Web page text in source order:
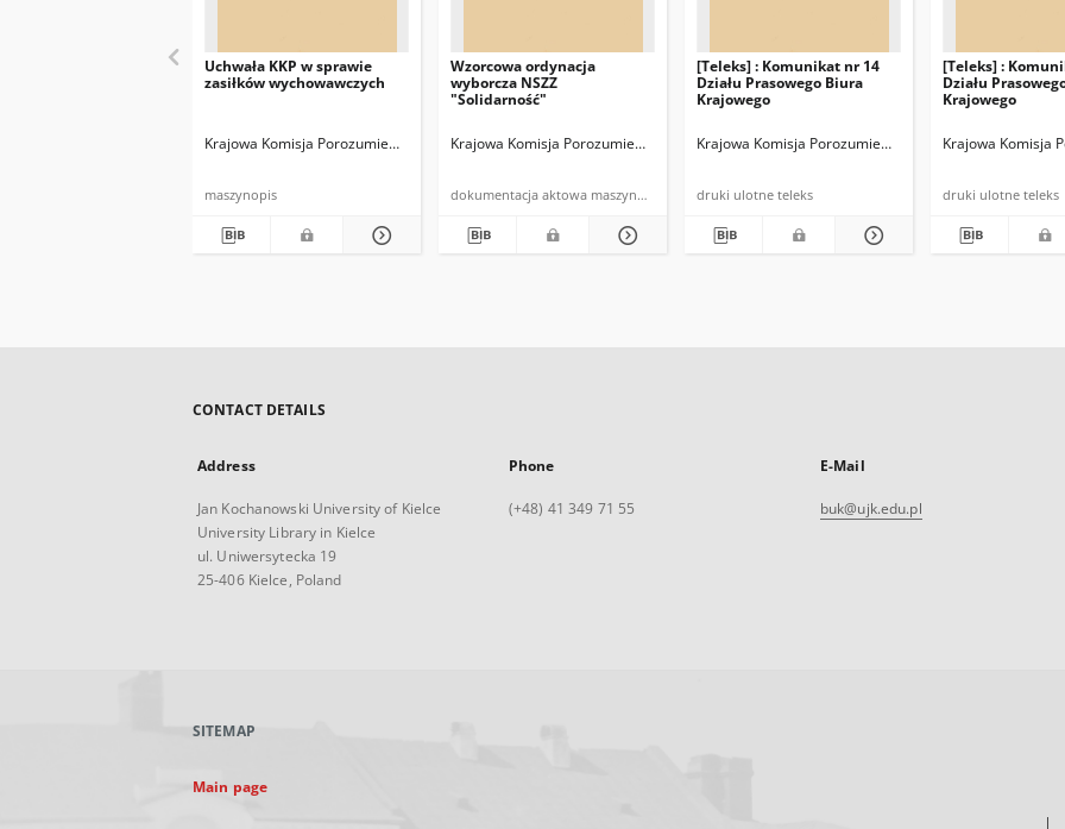
Uchwała KKP w sprawie
zasiłków wychowawczych
Krajowa Komisja Porozumiewawcza NSZZ "Solidarnosć"
maszynopis
Wzorcowa ordynacja
wyborcza NSZZ
"Solidarność"
Krajowa Komisja Porozumiewawcza NSZZ "Solidarność"
dokumentacja aktowa maszynopis powielony
[Teleks] : Komunikat nr 14
Działu Prasowego Biura
Krajowego
Krajowa Komisja Porozumiewawcza NSZZ "Solidarność"
druki ulotne teleks
[Teleks] :
Działu
Krajowego
Krajowa Komisja
druki ulotne teleks
CONTACT DETAILS
Address
Jan Kochanowski University of Kielce
University Library in Kielce
ul. Uniwersytecka 19
25-406 Kielce, Poland
Phone
(+48) 41 349 71 55
E-Mail
buk@ujk.edu.pl
SITEMAP
Main page